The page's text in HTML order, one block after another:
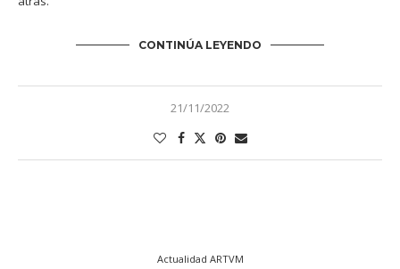
CONTINÚA LEYENDO
21/11/2022
Actualidad ARTVM